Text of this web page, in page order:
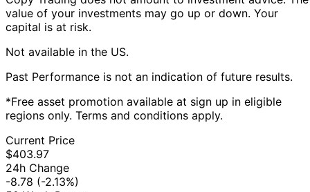
value of your investments may go up or down. Your
capital is at risk.
Not available in the US.
Past Performance is not an indication of future results.
*Free asset promotion available at sign up in eligible
regions only. Terms and conditions apply.
Current Price
$403.97
24h Change
-8.78 (-2.13%)